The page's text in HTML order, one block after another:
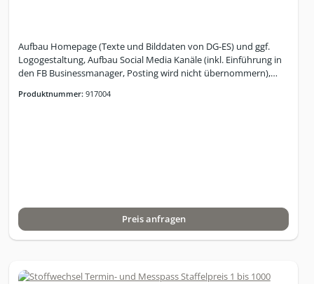
Aufbau Homepage (Texte und Bilddaten von DG-ES) und ggf.
Logogestaltung, Aufbau Social Media Kanäle (inkl. Einführung in
den FB Businessmanager, Posting wird nicht übernommern),
Online Marketing inkl. Werbebudget für 12 Monate (in Höhe von
Produktnummer: 917004
Preis anfragen